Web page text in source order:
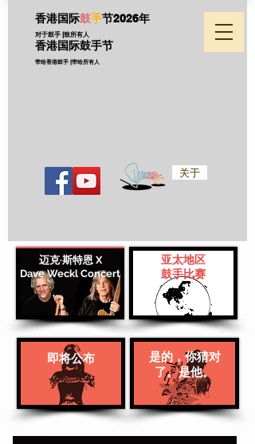
香港国际鼓手节2026年
对于鼓手 |致所有人
香港国际鼓手节
带给香港鼓手 |带给所有人
关于
迈克·斯特恩 X
Dave Weckl Concert
亚太地区
鼓手比赛
即将公布
是的，你猜对
了。是他。